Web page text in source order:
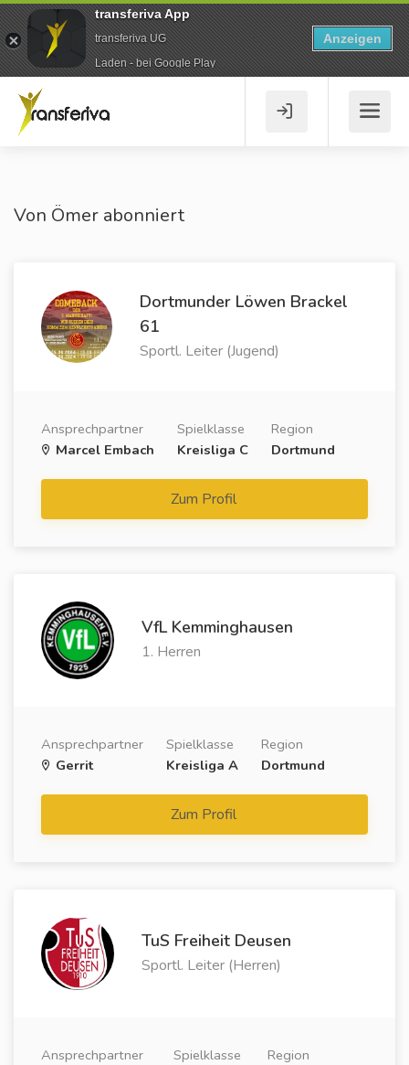
Von Ömer abonniert
Dortmunder Löwen Brackel
61
Sportl. Leiter (Jugend)
Ansprechpartner
Marcel Embach
Spielklasse
Kreisliga C
Region
Dortmund
Zum Profil
VfL Kemminghausen
1. Herren
Ansprechpartner
Gerrit
Spielklasse
Kreisliga A
Region
Dortmund
Zum Profil
TuS Freiheit Deusen
Sportl. Leiter (Herren)
Ansprechpartner
Spielklasse
Region
transferiva App
transferiva UG
Laden - bei Google Play
Anzeigen